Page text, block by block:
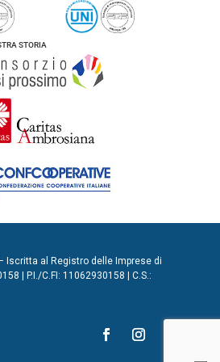
STORIA
Iscritta al Registro delle Imprese di
| P.I./C.FI: 11062930158 | C.S.: